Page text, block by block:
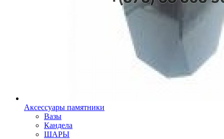
Аксессуары памятники
Вазы
Кандела
ШАРЫ